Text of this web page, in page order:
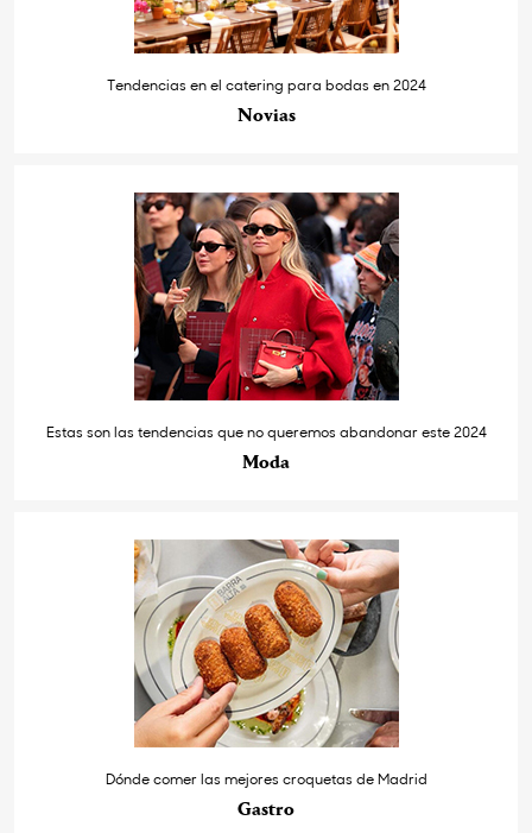
Tendencias en el catering para bodas en 2024
Novias
Estas son las tendencias que no queremos abandonar este 2024
Moda
Dónde comer las mejores croquetas de Madrid
Gastro